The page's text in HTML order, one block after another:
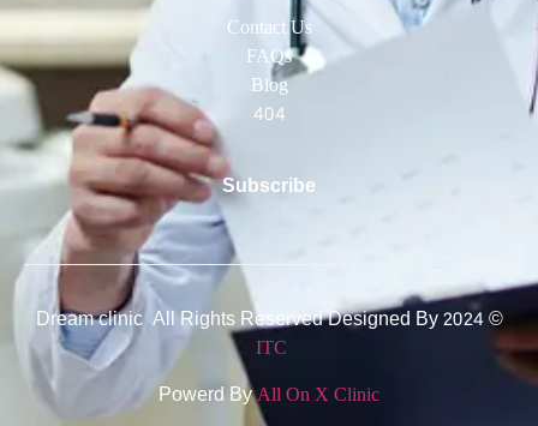
Contact Us
FAQs
Blog
404
Subscribe
© 2024 Dream clinic All Rights Reserved Designed By
ITC
Powerd ByAll On X Clinic